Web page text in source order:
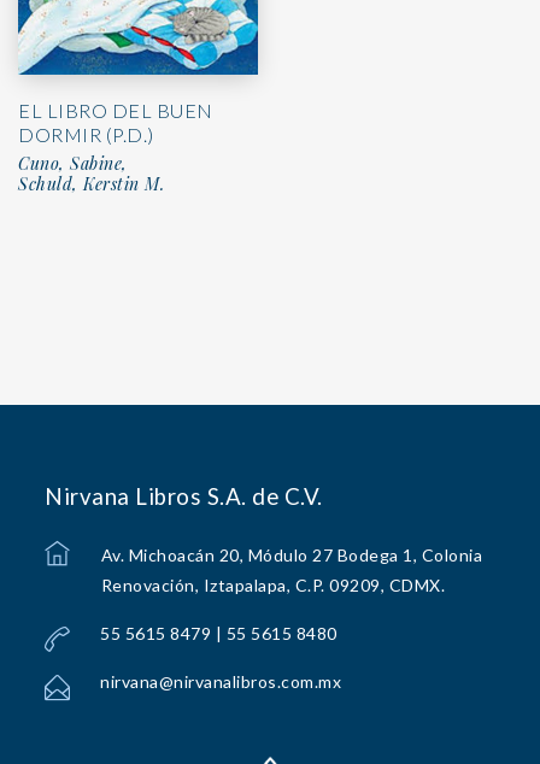
EL LIBRO DEL BUEN
DORMIR (P.D.)
Cuno, Sabine,
Schuld, Kerstin M.
Nirvana Libros S.A. de C.V.
Av. Michoacán 20, Módulo 27 Bodega 1, Colonia
Renovación, Iztapalapa, C.P. 09209, CDMX.
55 5615 8479 | 55 5615 8480
nirvana@nirvanalibros.com.mx